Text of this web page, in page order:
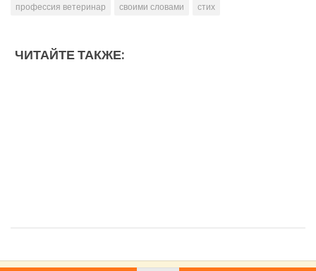
профессия ветеринар
своими словами стих
ЧИТАЙТЕ ТАКЖЕ: